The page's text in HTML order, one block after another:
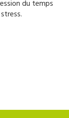
du temps